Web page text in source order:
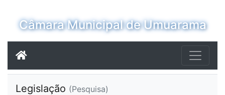
Câmara Municipal de Umuarama
Legislação (Pesquisa)